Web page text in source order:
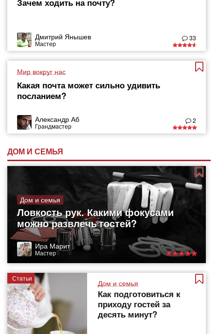
Зачем ходить на почту?
Дмитрий Янышев
Мастер
33
Мир вокруг нас
Какая почта может сильно удивить
посланием?
Александр Аб
Грандмастер
2
ДОМ И СЕМЬЯ
Дом и семья
Ловкость рук. Какими фокусами
можно развлечь гостей?
Ира Марит
Мастер
Статьи
Дом и семья
Как подготовиться к
приходу гостей за
десять минут?